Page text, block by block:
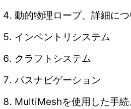
動的物理ロープ、詳細に
インベントリシステム
クラフトシステム
パスナビゲーション
MultiMeshを使用した手